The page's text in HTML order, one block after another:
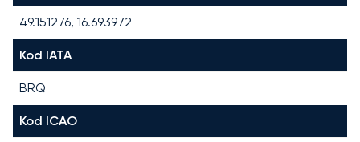
49.151276, 16.693972
Kod IATA
BRQ
Kod ICAO